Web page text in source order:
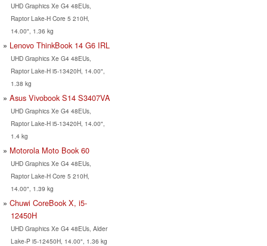
UHD Graphics Xe G4 48EUs,
Raptor Lake-H Core 5 210H,
14.00", 1.36 kg
Lenovo ThinkBook 14 G6 IRL
UHD Graphics Xe G4 48EUs,
Raptor Lake-H i5-13420H, 14.00",
1.38 kg
Asus Vivobook S14 S3407VA
UHD Graphics Xe G4 48EUs,
Raptor Lake-H i5-13420H, 14.00",
1.4 kg
Motorola Moto Book 60
UHD Graphics Xe G4 48EUs,
Raptor Lake-H Core 5 210H,
14.00", 1.39 kg
Chuwi CoreBook X, i5-
12450H
UHD Graphics Xe G4 48EUs, Alder
Lake-P i5-12450H, 14.00", 1.36 kg